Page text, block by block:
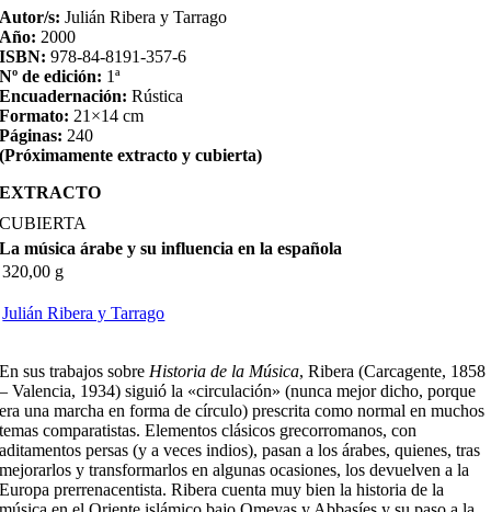
Autor/s:Julián Ribera y Tarrago
Año: 2000
ISBN:978-84-8191-357-6
Nº de edición: 1ª
Encuadernación:Rústica
Formato: 21×14 cm
Páginas: 240
(Próximamente extracto y cubierta)
EXTRACTO
CUBIERTA
La música árabe y su influencia en la española
320,00 g
Julián Ribera y Tarrago
En sus trabajos sobre Historia de la Música, Ribera (Carcagente, 1858
– Valencia, 1934) siguió la «circulación» (nunca mejor dicho, porque
era una marcha en forma de círculo) prescrita como normal en muchos
temas comparatistas. Elementos clásicos grecorromanos, con
aditamentos persas (y a veces indios), pasan a los árabes, quienes, tras
mejorarlos y transformarlos en algunas ocasiones, los devuelven a la
Europa prerrenacentista. Ribera cuenta muy bien la historia de la